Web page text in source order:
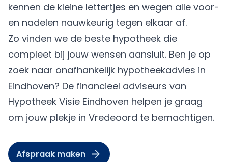
kennen de kleine lettertjes en wegen alle voor-
en nadelen nauwkeurig tegen elkaar af.
Zo vinden we de beste hypotheek die
compleet bij jouw wensen aansluit. Ben je op
zoek naar onafhankelijk hypotheekadvies in
Eindhoven? De financieel adviseurs van
Hypotheek Visie Eindhoven helpen je graag
om jouw plekje in Vredeoord te bemachtigen.
Afspraak maken